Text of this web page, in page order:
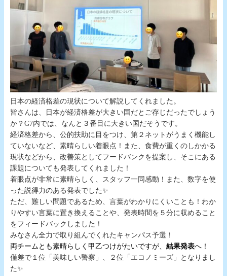
日本の経済格差の現状について解説してくれました。
皆さんは、日本が経済格差が大きい国だとご存じだったでしょう
か？G7内では、なんと３番目に大きい国だそうです。
経済格差から、公的扶助に目をつけ、第２ネットがうまく機能し
ていないなど、素晴らしい着眼点！また、食費が重くのしかかる
現状などから、改善策としてフードバンクを提案し、そこにある
課題についても発表してくれました！
着眼点が非常に素晴らしく、スタッフ一同感動！また、数字を使
った説得力のある発表でした✨
ただ、難しい問題であるため、言葉がわかりにくいことも！わか
りやすい言葉に置き換えることや、発表時間を５分に収めること
をフィードバックしました！
みなさん全力で取り組んでくれたキャンパス予選！
両チームとも素晴らしく甲乙つけがたいですが、 結果発表へ！
僅差で１位「美味しい警察」、２位「エコノミーズ」となりまし
た✨